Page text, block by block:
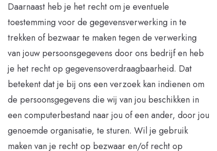
Daarnaast heb je het recht om je eventuele
toestemming voor de gegevensverwerking in te
trekken of bezwaar te maken tegen de verwerking
van jouw persoonsgegevens door ons bedrijf en heb
je het recht op gegevensoverdraagbaarheid. Dat
betekent dat je bij ons een verzoek kan indienen om
de persoonsgegevens die wij van jou beschikken in
een computerbestand naar jou of een ander, door jou
genoemde organisatie, te sturen. Wil je gebruik
maken van je recht op bezwaar en/of recht op